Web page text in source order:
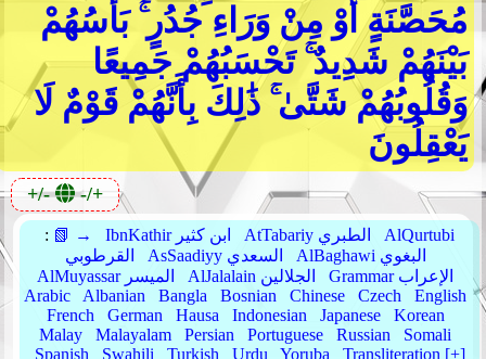
مُحَصَّنَةٍ أَوْ مِنْ وَرَاءِ جُدُرٍ ۚ بَأْسُهُمْ
بَيْنَهُمْ شَدِيدٌ ۚ تَحْسَبُهُمْ جَمِيعًا
وَقُلُوبُهُمْ شَتَّىٰ ۚ ذَٰلِكَ بِأَنَّهُمْ قَوْمٌ لَا
يَعْقِلُونَ
+/- -/+
: 📗 → IbnKathir ابن كثير AtTabariy الطبري
AlQurtubi
القرطوبي
AsSaadiyy السعدي
AlBaghawi البغوي
AlMuyassar الميسر
AlJalalain الجلالين
Grammar الإعراب
Arabic
Albanian Bangla Bosnian Chinese Czech
English
French
German Hausa Indonesian Japanese
Korean
Malay
Malayalam Persian Portuguese Russian
Somali
Spanish
Swahili Turkish Urdu Yoruba Transliteration [+]